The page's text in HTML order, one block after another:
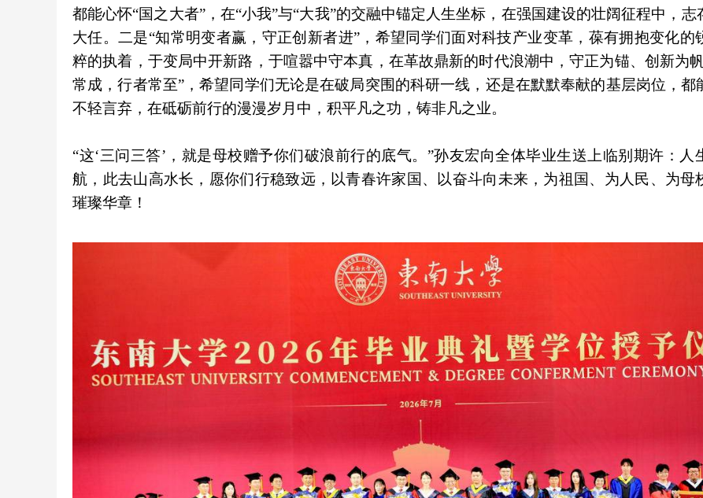
都能心怀“国之大者”，在“小我”与“大我”的交融中锚定人生坐标，在强国建设的壮阔征程中，志
大任。二是“知常明变者赢，守正创新者进”，希望同学们面对科技产业变革，葆有拥抱变化的
粹的执着，于变局中开新路，于喧嚣中守本真，在革故鼎新的时代浪潮中，守正为锚、创新为
常成，行者常至”，希望同学们无论是在破局突围的科研一线，还是在默默奉献的基层岗位，都
不轻言弃，在砥砺前行的漫漫岁月中，积平凡之功，铸非凡之业。
“这‘三问三答’，就是母校赠予你们破浪前行的底气。”孙友宏向全体毕业生送上临别期许：人
航，此去山高水长，愿你们行稳致远，以青春许家国、以奋斗向未来，为祖国、为人民、为母
璀璨华章！